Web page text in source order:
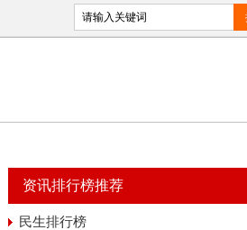
资讯排行榜推荐
民生排行榜